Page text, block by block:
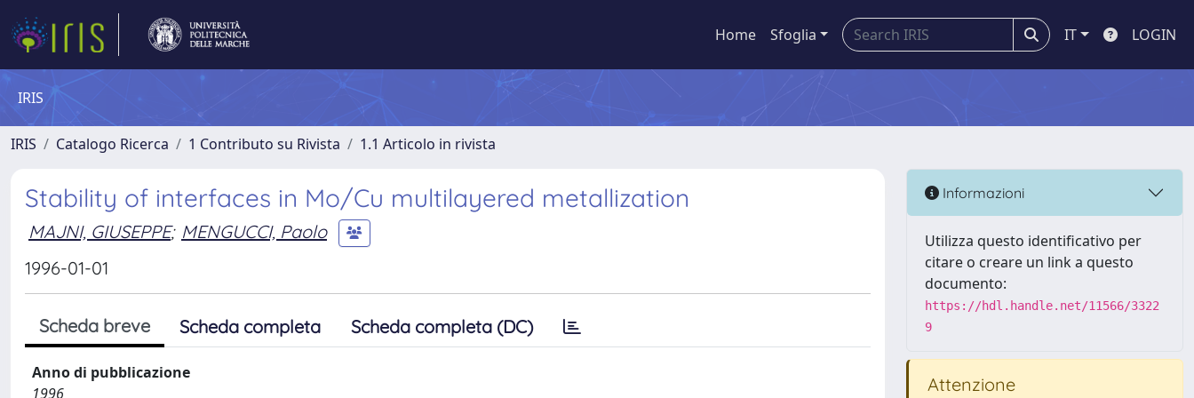
Home Sfoglia IT LOGIN
IRIS
IRIS Catalogo Ricerca 1 Contributo su Rivista 1.1 Articolo in rivista
Stability of interfaces in Mo/Cu multilayered metallization
MAJNI, GIUSEPPE; MENGUCCI, Paolo
1996-01-01
Scheda breve Scheda completa Scheda completa (DC)
Anno di pubblicazione
1996
Informazioni
Utilizza questo identificativo per
citare o creare un link a questo
documento:
https://hdl.handle.net/11566/3322
9
Attenzione